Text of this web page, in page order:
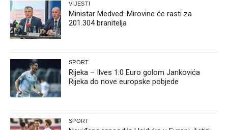
VIJESTI
Ministar Medved: Mirovine će rasti za
201.304 branitelja
SPORT
Rijeka – Ilves 1:0 Euro golom Jankovića
Rijeka do nove europske pobjede
SPORT